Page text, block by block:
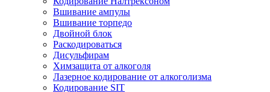
Вшивание ампулы
Вшивание торпедо
Двойной блок
Раскодироваться
Дисульфирам
Химзащита от алкоголя
Лазерное кодирование от алкоголизма
Кодирование SIT